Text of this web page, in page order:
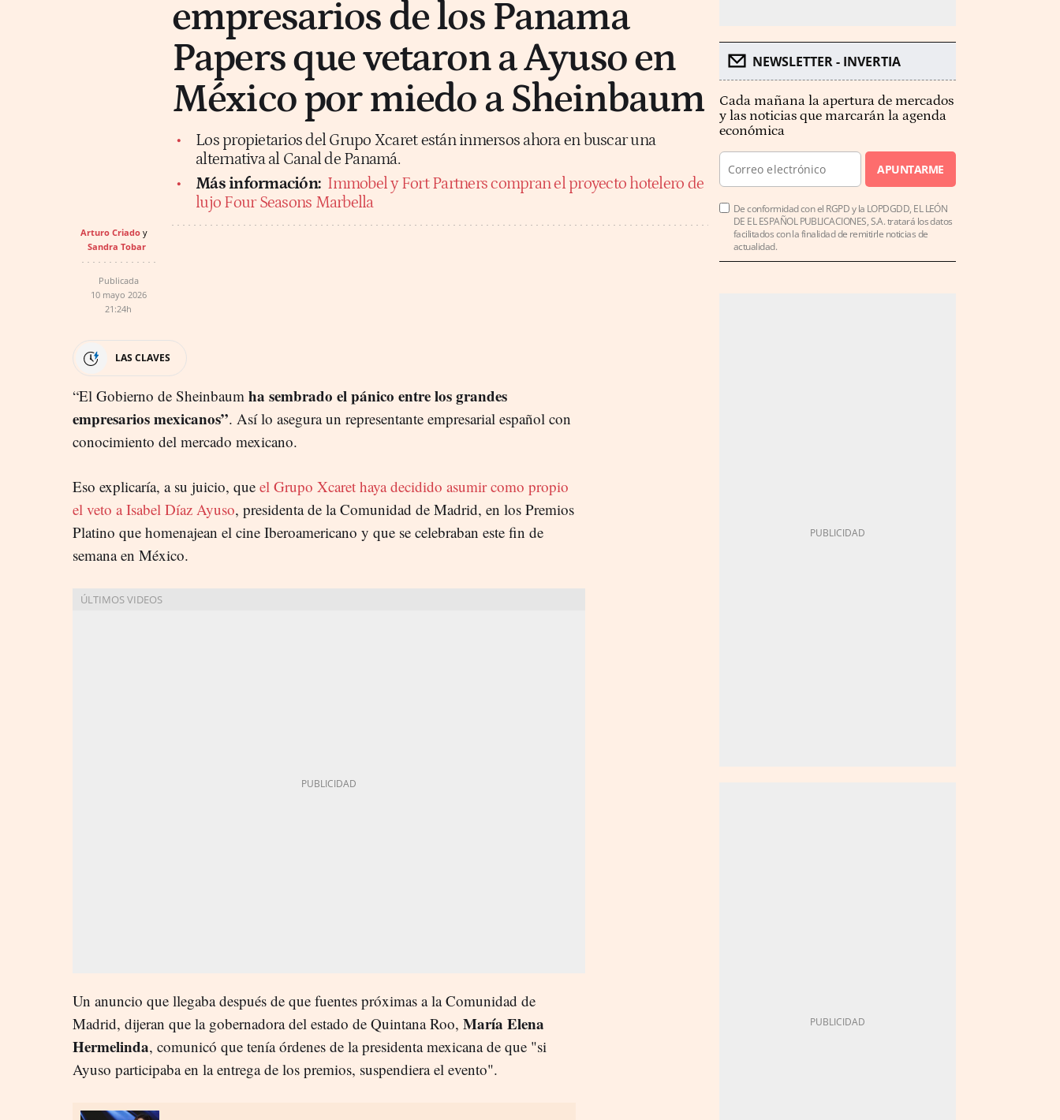
empresarios de los Panama
Papers que vetaron a Ayuso en
México por miedo a Sheinbaum
Los propietarios del Grupo Xcaret están inmersos ahora en buscar una
alternativa al Canal de Panamá.
Más información: Immobel y Fort Partners compran el proyecto hotelero de
lujo Four Seasons Marbella
Arturo Criado
Sandra Tobar
Publicada
10 mayo 2026
21:24h
LAS CLAVES
“El Gobierno de Sheinbaum ha sembrado el pánico entre los grandes
empresarios mexicanos”. Así lo asegura un representante empresarial español con
conocimiento del mercado mexicano.
Eso explicaría, a su juicio, que el Grupo Xcaret haya decidido asumir como propio
el veto a Isabel Díaz Ayuso, presidenta de la Comunidad de Madrid, en los Premios
Platino que homenajean el cine Iberoamericano y que se celebraban este fin de
semana en México.
Un anuncio que llegaba después de que fuentes próximas a la Comunidad de
Madrid, dijeran que la gobernadora del estado de Quintana Roo, María Elena
Hermelinda, comunicó que tenía órdenes de la presidenta mexicana de que "si
Ayuso participaba en la entrega de los premios, suspendiera el evento".
NEWSLETTER - INVERTIA
Cada mañana la apertura de mercados
y las noticias que marcarán la agenda
económica
APUNTARME
De conformidad con el RGPD y la LOPDGDD, EL LEÓN
DE EL ESPAÑOL PUBLICACIONES, S.A. tratará los datos
facilitados con la finalidad de remitirle noticias de
actualidad.